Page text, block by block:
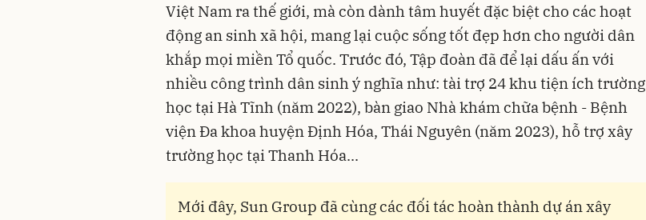
Việt Nam ra thế giới, mà còn dành tâm huyết đặc biệt cho các hoạt
động an sinh xã hội, mang lại cuộc sống tốt đẹp hơn cho người dân
khắp mọi miền Tổ quốc. Trước đó, Tập đoàn đã để lại dấu ấn với
nhiều công trình dân sinh ý nghĩa như: tài trợ 24 khu tiện ích trường
học tại Hà Tĩnh (năm 2022), bàn giao Nhà khám chữa bệnh - Bệnh
viện Đa khoa huyện Định Hóa, Thái Nguyên (năm 2023), hỗ trợ xây
trường học tại Thanh Hóa...
Mới đây, Sun Group đã cùng các đối tác hoàn thành dự án xây